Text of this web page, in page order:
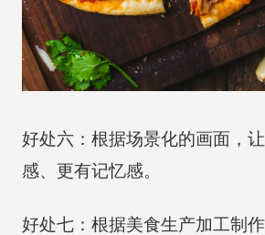
好处六：根据场景化的画面，
感、更有记忆感。
好处七：根据美食生产加工制